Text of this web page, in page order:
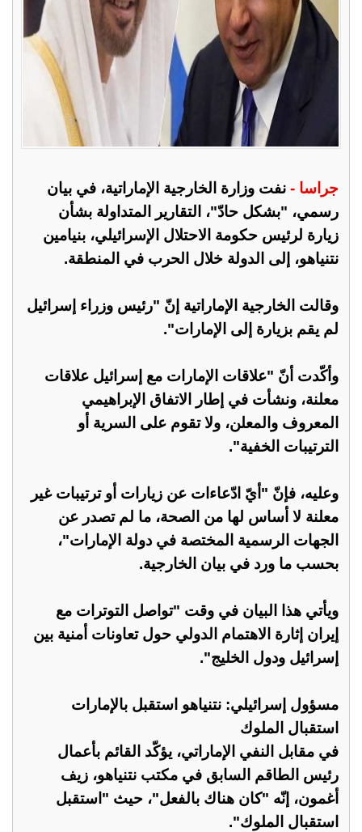
جراسا - نفت وزارة الخارجية الإماراتية، في بيان
رسمي، "بشكل حادّ"، التقارير المتداولة بشأن
زيارة لرئيس حكومة الاحتلال الإسرائيلي، بنيامين
نتنياهو، إلى الدولة خلال الحرب في المنطقة.
وقالت الخارجية الإماراتية إنّ "رئيس وزراء إسرائيل
لم يقم بزيارة إلى الإمارات".
وأكّدت أنّ "علاقات الإمارات مع إسرائيل علاقات
معلنة، ونشأت في إطار الاتفاق الإبراهيمي
المعروف والمعلن، ولا تقوم على السرية أو
الترتيبات الخفية".
وعليه، فإنّ "أيّ ادّعاءات عن زيارات أو ترتيبات غير
معلنة لا أساس لها من الصحة، ما لم تصدر عن
الجهات الرسمية المختصة في دولة الإمارات"،
بحسب ما ورد في بيان الخارجية.
ويأتي هذا البيان في وقت "تواصل التوترات مع
إيران إثارة الاهتمام الدولي حول تعاونات أمنية بين
إسرائيل ودول الخليج".
مسؤول إسرائيلي: نتنياهو استقبل بالإمارات
استقبال الملوك
في مقابل النفي الإماراتي، يؤكّد القائم بأعمال
رئيس الطاقم السابق في مكتب نتنياهو، زيف
أغمون، إنّه "كان هناك بالفعل"، حيث "استقبل
استقبال الملوك".